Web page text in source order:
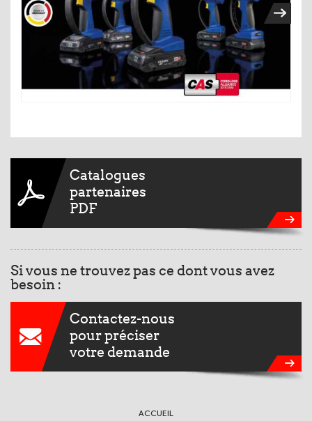
Catalogues
partenaires
PDF
Si vous ne trouvez pas ce dont vous avez
besoin :
Contactez-nous
pour préciser
votre demande
ACCUEIL